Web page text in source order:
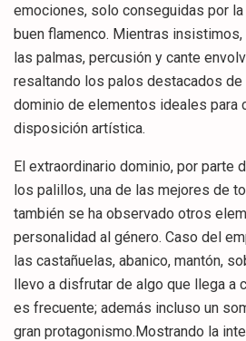
emociones, solo conseguidas por
buen flamenco. Mientras insistimos,
las palmas, percusión y cante
resaltando los palos destacados de
dominio de elementos ideales para
disposición artística.
El extraordinario dominio, por parte
los palillos, una de las mejores de
también se ha observado otros
personalidad al género. Caso del
las castañuelas, abanico, mantón,
llevo a disfrutar de algo que llega a
es frecuente; además incluso un
gran protagonismo.Mostrando la